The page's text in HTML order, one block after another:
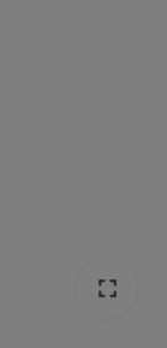
fullscreen